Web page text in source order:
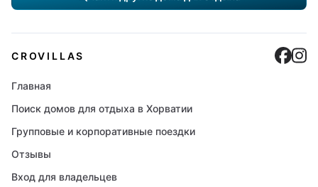
CROVILLAS
Главная
Поиск домов для отдыха в Хорватии
Групповые и корпоративные поездки
Отзывы
Вход для владельцев